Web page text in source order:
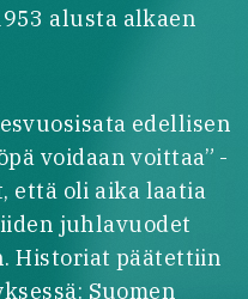
alusta alkaen
edellisen
voidaan voittaa” -
että oli aika laatia
juhlavuodet
Historiat päätettiin
Suomen